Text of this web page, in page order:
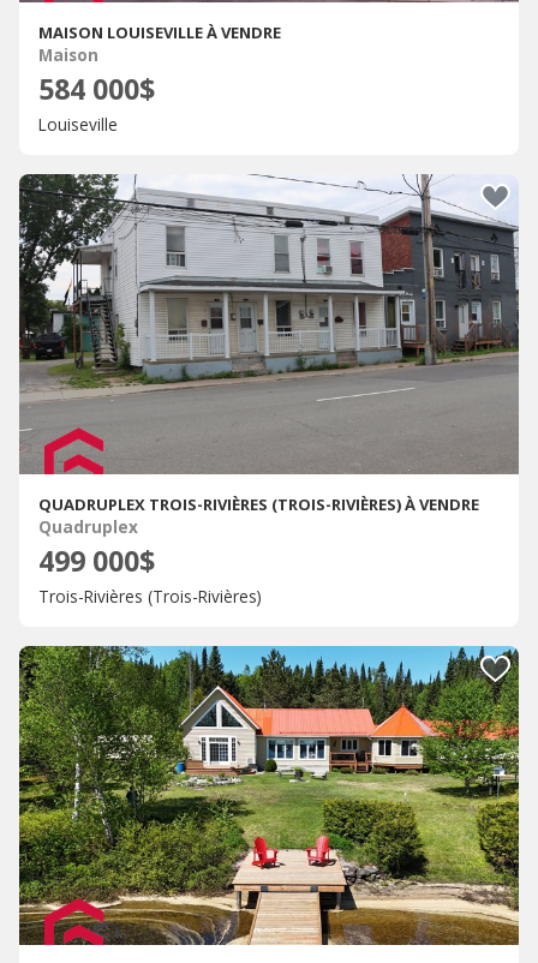
MAISON LOUISEVILLE À VENDRE
Maison
584 000$
Louiseville
QUADRUPLEX TROIS-RIVIÈRES (TROIS-RIVIÈRES) À VENDRE
Quadruplex
499 000$
Trois-Rivières (Trois-Rivières)